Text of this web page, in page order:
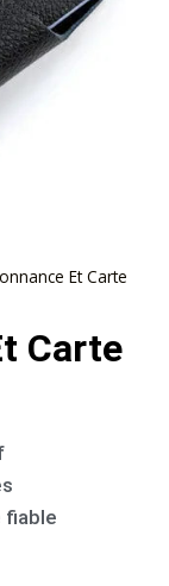
Et Carte
Carte
fiable